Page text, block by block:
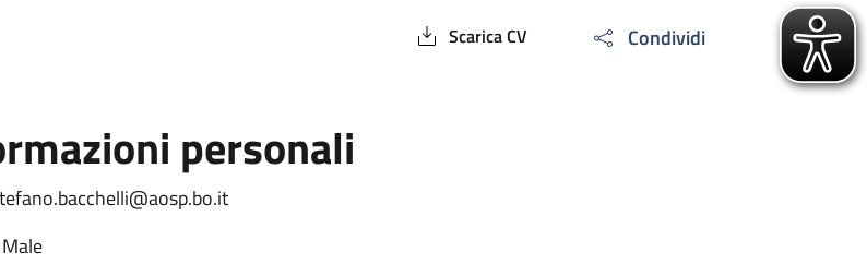
Scarica CV Condividi
personali
Male